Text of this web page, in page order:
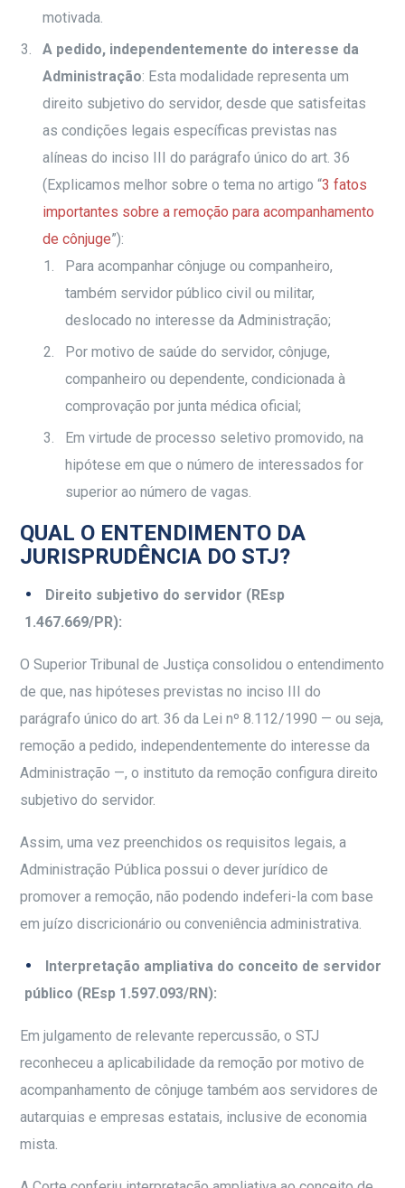
motivada.
A pedido, independentemente do interesse da
Administração: Esta modalidade representa um
direito subjetivo do servidor, desde que satisfeitas
as condições legais específicas previstas nas
alíneas do inciso III do parágrafo único do art. 36
(Explicamos melhor sobre o tema no artigo “3 fatos
importantes sobre a remoção para acompanhamento
de cônjuge”):
Para acompanhar cônjuge ou companheiro,
também servidor público civil ou militar,
deslocado no interesse da Administração;
Por motivo de saúde do servidor, cônjuge,
companheiro ou dependente, condicionada à
comprovação por junta médica oficial;
Em virtude de processo seletivo promovido, na
hipótese em que o número de interessados for
superior ao número de vagas.
QUAL O ENTENDIMENTO DA
JURISPRUDÊNCIA DO STJ?
Direito subjetivo do servidor (REsp
1.467.669/PR):
O Superior Tribunal de Justiça consolidou o entendimento
de que, nas hipóteses previstas no inciso III do
parágrafo único do art. 36 da Lei nº 8.112/1990 — ou seja,
remoção a pedido, independentemente do interesse da
Administração —, o instituto da remoção configura direito
subjetivo do servidor.
Assim, uma vez preenchidos os requisitos legais, a
Administração Pública possui o dever jurídico de
promover a remoção, não podendo indeferi-la com base
em juízo discricionário ou conveniência administrativa.
Interpretação ampliativa do conceito de servidor
público (REsp 1.597.093/RN):
Em julgamento de relevante repercussão, o STJ
reconheceu a aplicabilidade da remoção por motivo de
acompanhamento de cônjuge também aos servidores de
autarquias e empresas estatais, inclusive de economia
mista.